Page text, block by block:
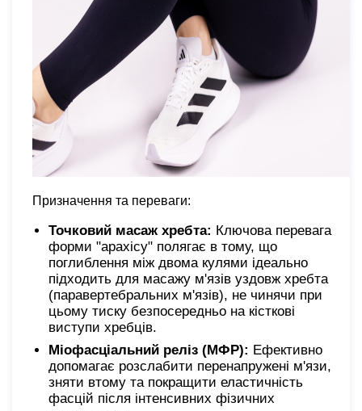
Призначення та переваги:
Точковий масаж хребта: Ключова перевага
форми "арахісу" полягає в тому, що
поглиблення між двома кулями ідеально
підходить для масажу м'язів уздовж хребта
(паравертебральних м'язів), не чинячи при
цьому тиску безпосередньо на кісткові
виступи хребців.
Міофасціальний реліз (МФР): Ефективно
допомагає розслабити перенапружені м'язи,
зняти втому та покращити еластичність
фасцій після інтенсивних фізичних